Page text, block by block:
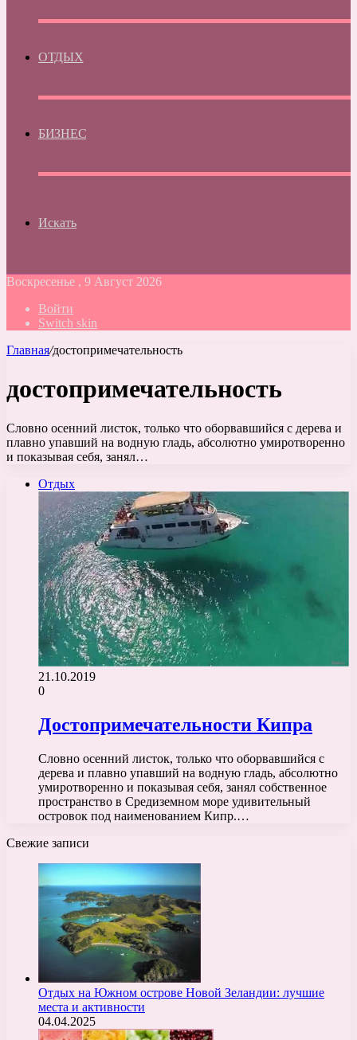
ОТДЫХ
БИЗНЕС
Искать
Воскресенье , 9 Август 2026
Войти
Switch skin
Главная/достопримечательность
достопримечательность
Словно осенний листок, только что оборвавшийся с дерева и
плавно упавший на водную гладь, абсолютно умиротворенно
и показывая себя, занял…
Отдых
21.10.2019
0
Достопримечательности Кипра
Словно осенний листок, только что оборвавшийся с
дерева и плавно упавший на водную гладь, абсолютно
умиротворенно и показывая себя, занял собственное
пространство в Средиземном море удивительный
островок под наименованием Кипр.…
Свежие записи
Отдых на Южном острове Новой Зеландии: лучшие
места и активности
04.04.2025